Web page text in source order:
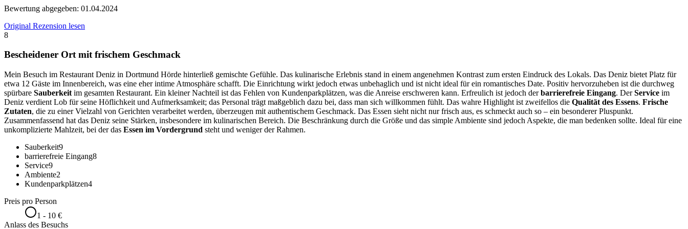
Bewertung abgegeben: 01.04.2024
Original Rezension lesen
8
Bescheidener Ort mit frischem Geschmack
Mein Besuch im Restaurant Deniz in Dortmund Hörde hinterließ gemischte Gefühle. Das kulinarische Erlebnis stand in einem angenehmen Kontrast zum ersten Eindruck des Lokals. Das Deniz bietet Platz für
etwa 12 Gäste im Innenbereich, was eine eher intime Atmosphäre schafft. Die Einrichtung wirkt jedoch etwas unbehaglich und ist nicht ideal für ein romantisches Date. Positiv hervorzuheben ist die durchweg
spürbare Sauberkeit im gesamten Restaurant. Ein kleiner Nachteil ist das Fehlen von Kundenparkplätzen, was die Anreise erschweren kann. Erfreulich ist jedoch derbarrierefreie Eingang. DerService im
Deniz verdient Lob für seine Höflichkeit und Aufmerksamkeit; das Personal trägt maßgeblich dazu bei, dass man sich willkommen fühlt. Das wahre Highlight ist zweifellos die Qualität des Essens. Frische
Zutaten, die zu einer Vielzahl von Gerichten verarbeitet werden, überzeugen mit authentischem Geschmack. Das Essen sieht nicht nur frisch aus, es schmeckt auch so – ein besonderer Pluspunkt.
Zusammenfassend hat das Deniz seine Stärken, insbesondere im kulinarischen Bereich. Die Beschränkung durch die Größe und das simple Ambiente sind jedoch Aspekte, die man bedenken sollte. Ideal für eine
unkomplizierte Mahlzeit, bei der das Essen im Vordergrund steht und weniger der Rahmen.
Sauberkeit9
barrierefreie Eingang8
Service9
Ambiente2
Kundenparkplätzen4
Preis pro Person
1 - 10 €
Anlass des Besuchs